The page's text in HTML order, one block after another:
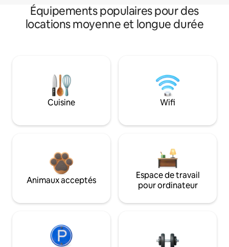
Équipements populaires pour des
locations moyenne et longue durée
Cuisine Wifi
Animaux acceptés
Espace de travail
pour ordinateur